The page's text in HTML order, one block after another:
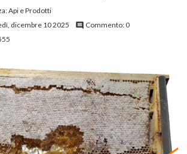
Api e Prodotti
dicembre 102025 comment Commento: 0